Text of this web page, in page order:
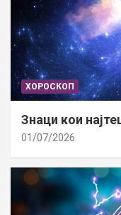
ХОРОСКОП
Знаци кои
01/07/2026